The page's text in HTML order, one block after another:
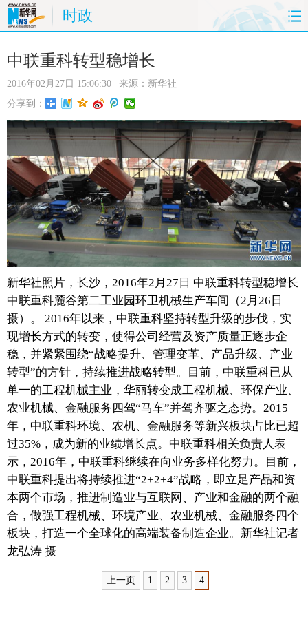
时政
首页 时政
娱乐 体育
时尚 思客 地方 法治
港澳 台湾 华人
科技 能源 房产 公司
图片 视频 彩票 食品
健康 信息化 数据
金融 公益 军事 无人机
富媒体 摄影 新华广播
新华电视中文 新华电视英文 返回PC
中联重科转型稳增长
2016年02月27日 15:06:30 | 来源：新华社
分享到：
新华社照片，长沙，2016年2月27日 中联重科转型稳增长
中联重科麓谷第二工业园环卫机械生产车间（2月26日
摄）。 2016年以来，中联重科坚持转型升级的步伐，实
现增长方式的转变，使得公司经营及资产质量正逐步企
稳，并紧紧围绕“战略提升、管理变革、产品升级、产业
转型”的方针，持续推进战略转型。目前，中联重科已从
单一的工程机械主业，华丽转变成工程机械、环保产业、
农业机械、金融服务四驾“马车”并驾齐驱之态势。2015
年，中联重科环境、农机、金融服务等新兴板块占比已超
过35%，成为新的业绩增长点。中联重科相关负责人表
示，2016年，中联重科继续在向业务多样化努力。目前，
中联重科提出将持续推进“2+2+4”战略，即立足产品和资
本两个市场，推进制造业与互联网、产业和金融的两个融
合，做强工程机械、环境产业、农业机械、金融服务四个
板块，打造一个全球化的高端装备制造企业。新华社记者
龙弘涛 摄
上一页 1 2 3 4